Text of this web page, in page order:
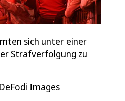
sich unter einer
Strafverfolgung zu
Images